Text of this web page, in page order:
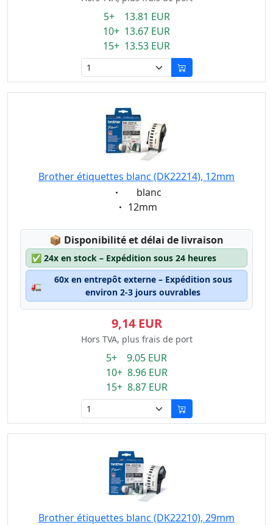
5+ 13.81 EUR
10+ 13.67 EUR
15+ 13.53 EUR
Brother étiquettes blanc (DK22214), 12mm
Eigenschaft:
blanc
Eigenschaft:
12mm
📦 Lagerstatus:
Disponibilité et délai de livraison
✅ 24x en stock – Expédition sous 24 heures
🚛
60x en entrepôt externe – Expédition sous
environ 2-3 jours ouvrables
9,14 EUR
Hors TVA, plus frais de port
5+ 9.05 EUR
10+ 8.96 EUR
15+ 8.87 EUR
Brother étiquettes blanc (DK22210), 29mm